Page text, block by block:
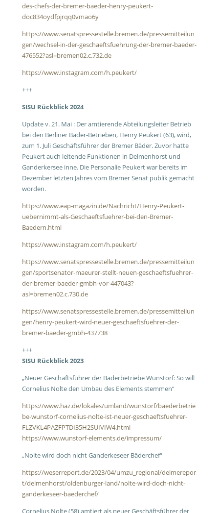
des-chefs-der-bremer-baeder-henry-peukert-
doc834oydfpjrqq0vmao6y
https://www.senatspressestelle.bremen.de/pressemitteilun
gen/wechsel-in-der-geschaeftsfuehrung-der-bremer-baeder-
476552?asl=bremen02.c.732.de
https://www.instagram.com/h.peukert/
+++
SISU Rückblick 2024
Update v. 21. Mai : Der amtierende Abteilungsleiter Betrieb
bei den Berliner Bäder-Betrieben, Henry Peukert (63), wird,
zum 1. Juli Geschäftsführer der Bremer Bäder. Zuvor hatte
Peukert auch leitende Funktionen in Delmenhorst und
Ganderkersee inne. Die Personalie Peukert war bereits im
Dezember letzten Jahres vom Bremer Senat publik gemacht
worden.
https://www.eap-magazin.de/Nachricht/Henry-Peukert-
uebernimmt-als-Geschaeftsfuehrer-bei-den-Bremer-
Baedern.html
https://www.instagram.com/h.peukert/
https://www.senatspressestelle.bremen.de/pressemitteilun
gen/sportsenator-maeurer-stellt-neuen-geschaeftsfuehrer-
der-bremer-baeder-gmbh-vor-447043?
asl=bremen02.c.730.de
https://www.senatspressestelle.bremen.de/pressemitteilun
gen/henry-peukert-wird-neuer-geschaeftsfuehrer-der-
bremer-baeder-gmbh-437738
+++
SISU Rückblick 2023
„Neuer Geschäftsführer der Bäderbetriebe Wunstorf: So will
Cornelius Nolte den Umbau des Elements stemmen“
https://www.haz.de/lokales/umland/wunstorf/baederbetrie
be-wunstorf-cornelius-nolte-ist-neuer-geschaeftsfuehrer-
FLZVKL4PAZFPTDI35H2SUIVIW4.html
https://www.wunstorf-elements.de/impressum/
„Nolte wird doch nicht Ganderkeseer Bäderchef“
https://weserreport.de/2023/04/umzu_regional/delmerepor
t/delmenhorst/oldenburger-land/nolte-wird-doch-nicht-
ganderkeseer-baederchef/
Cornelius Nolte (58) amtiert als neuer Geschäftsführer der